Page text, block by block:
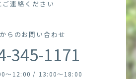
ご連絡ください
らのお問い合わせ
345-1171
～12:00 / 13:00～18:00